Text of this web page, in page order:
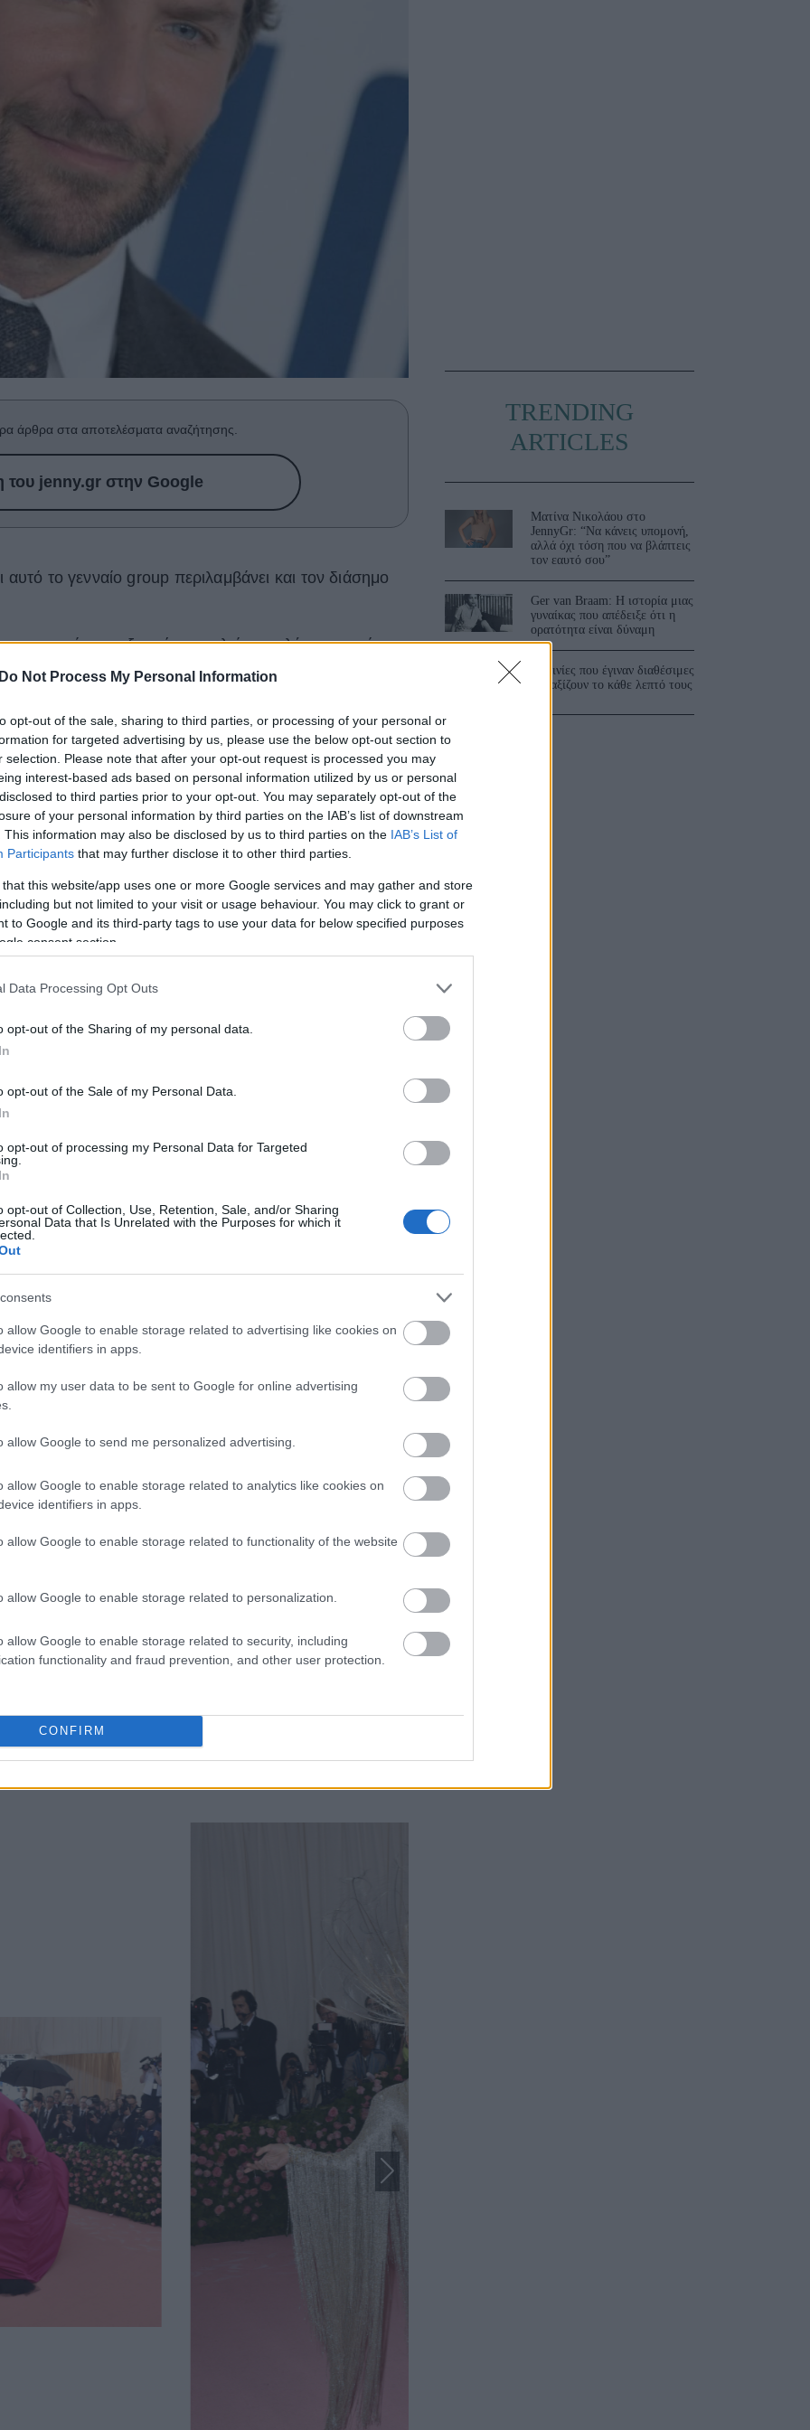
Do Not Process My Personal Information
opt-out of the sale, sharing to third parties, or processing of your personal or
for targeted advertising by us, please use the below opt-out section to
selection. Please note that after your opt-out request is processed you may
interest-based ads based on personal information utilized by us or personal
to third parties prior to your opt-out. You may separately opt-out of the
of your personal information by third parties on the IAB’s list of downstream
This information may also be disclosed by us to third parties on the IAB’s List of
Participants that may further disclose it to other third parties.
that this website/app uses one or more Google services and may gather and store
but not limited to your visit or usage behaviour. You may click to grant or
to Google and its third-party tags to use your data for below specified purposes
consent section.
Data Processing Opt Outs
opt-out of the Sharing of my personal data.
opt-out of the Sale of my Personal Data.
opt-out of processing my Personal Data for Targeted
opt-out of Collection, Use, Retention, Sale, and/or Sharing
Data that Is Unrelated with the Purposes for which it
allow Google to enable storage related to advertising like cookies on
identifiers in apps.
allow my user data to be sent to Google for online advertising
allow Google to send me personalized advertising.
allow Google to enable storage related to analytics like cookies on
identifiers in apps.
allow Google to enable storage related to functionality of the website
allow Google to enable storage related to personalization.
allow Google to enable storage related to security, including
functionality and fraud prevention, and other user protection.
CONFIRM
άρθρα στα αποτελέσματα αναζήτησης.
του jenny.gr στην Google
το γενναίο group περιλαμβάνει και τον διάσημο
μπαμπάς και εξαρχής ασχολείται πολύ με την κόρη
Αυτή τη φορά ο φωτογραφικός φακός τον
Υόρκη. Ο ίδιος μάλιστα εμφανίστηκε casual
μάσκα που κάλυπτε το πρόσωπό του, φορούσε στο
του κόρης.
Law θα γίνει πατέρας για έκτη φορά
fans, καθώς ο διάσημος ηθοποιός δεν δίστασε να
την παιδική στέκα στους δρόμους της Νέας Υόρκης!
looks του Met Gala 2019
TRENDING
ARTICLES
Ματίνα Νικολάου στο
JennyGr: “Να κάνεις υπομονή,
αλλά όχι τόση που να βλάπτεις
τον εαυτό σου”
Ger van Braam: Η ιστορία μιας
γυναίκας που απέδειξε ότι η
ορατότητα είναι δύναμη
3 ταινίες που έγιναν διαθέσιμες
και αξίζουν το κάθε λεπτό τους